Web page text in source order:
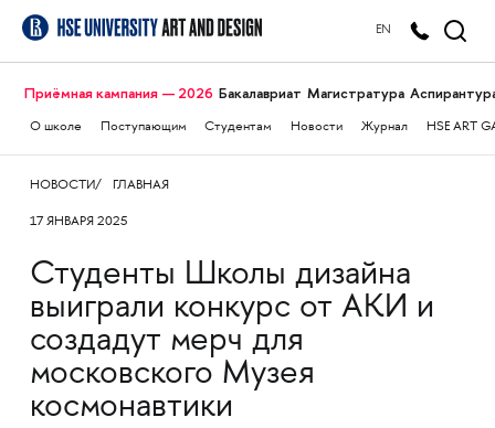
EN
Приёмная кампания — 2026 Бакалавриат Магистратура
О школе Поступающим Студентам Новости Журнал HSE ART
НОВОСТИ ГЛАВНАЯ
17 ЯНВАРЯ 2025
Студенты Школы дизайна
выиграли конкурс от АКИ и
создадут мерч для
московского Музея
космонавтики